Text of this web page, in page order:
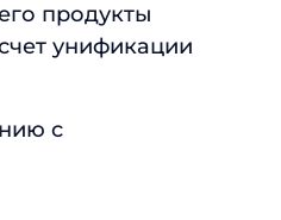
продукты
унификации
с